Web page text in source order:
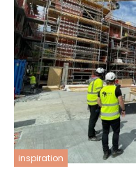
inspiration